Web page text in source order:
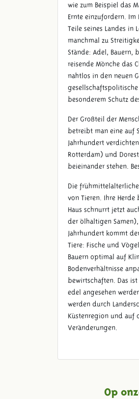
wie zum Beispiel das
Ernte einzufordern. Im
Teile seines Landes
manchmal zu
Stände: Adel, Bauern,
reisende Mönche das
nahtlos in den neuen
besonderem Schutz
Der Großteil der
betreibt man eine auf
Jahrhundert
Rotterdam) und
beieinander stehen.
Die
von Tieren. Ihre Herde
Haus schnurrt jetzt
der ölhaltigen
Jahrhundert kommt
Tiere: Fische und
Bauern optimal auf
Bodenverhältnisse
bewirtschaften. Das
edel angesehen
werden durch
Küstenregion und auf
Veränderungen.
Op